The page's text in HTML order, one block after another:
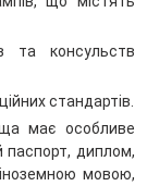
та консульств
стандартів.
має особливе
паспорт, диплом,
мовою,